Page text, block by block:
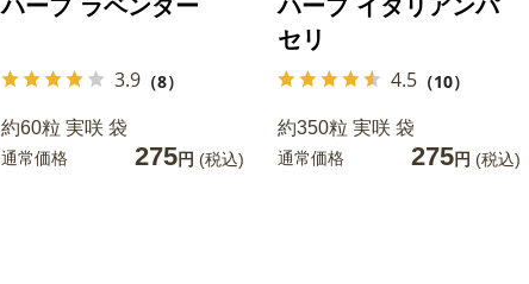
ハーブ ラベンダー
3.9 （8）
約60粒 実咲 袋
通常価格 275円 (税込)
ハーブ イタリアンパ
セリ
4.5 （10）
約350粒 実咲 袋
通常価格 275円 (税込)